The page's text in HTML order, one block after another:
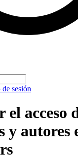
sesión
acceso
y autores